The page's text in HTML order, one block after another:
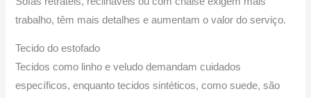
trabalho, têm mais detalhes e aumentam o valor do serviço.
Tecido do estofado
Tecidos como linho e veludo demandam cuidados
específicos, enquanto tecidos sintéticos, como suede, são